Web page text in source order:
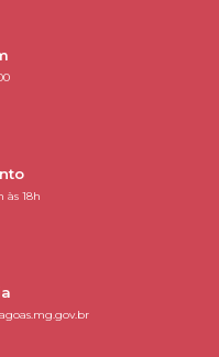
às 18h